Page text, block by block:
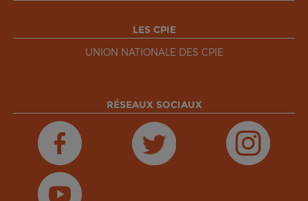
LES CPIE
UNION NATIONALE DES CPIE
RÉSEAUX SOCIAUX